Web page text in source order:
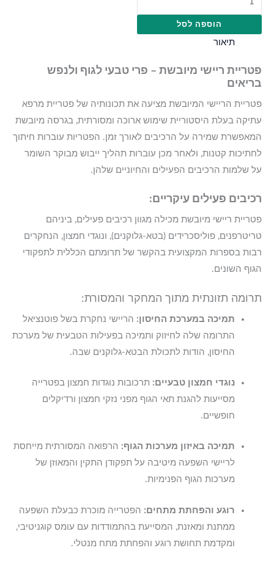
הוספה לסל
תיאור
פטריית ריישי מיובשת – פרי טבעי לגוף ולנפש
בריאים
פטריית הריישי המיובשת מציעה את תכונותיה של פטריית מרפא
עתיקה בעלת היסטוריית שימוש ארוכה ומסורתית, בגרסה מיובשת
המאפשרת שמירה על הרכיבים לאורך זמן. הפטריות עוברות חיתוך
לחתיכות קטנות, ולאחר מכן עוברות תהליך ייבוש מבוקר השומר
על שלמות הרכיבים הפעילים והחיוניים שלהן.
רכיבים פעילים עיקריים:
פטריית ריישי מיובשת מכילה מגוון רכיבים פעילים, ביניהם
טריטרפנים, פוליסכרידים (בטא-גלוקנים), ונוגדי חמצון, הנחקרים
רבות בספרות המקצועית בהקשר של תרומתם הכללית לתפקודי
הגוף השונים.
תרומה תזונתית מתוך המחקר והמסורת:
תמיכה במערכת החיסון: הריישי נחקרת בשל פוטנציאל
התרומה שלה לחיזוק ותמיכה בפעילות הטבעית של מערכת
החיסון, הודות לתכולת הבטא-גלוקנים שבה.
נוגדי חמצון טבעיים: תרכובות נוגדות חמצון בפטרייה
מסייעות להגנת תאי הגוף מפני נזקי חמצון ורדיקלים
חופשיים.
תמיכה באיזון מערכות הגוף: הרפואה המסורתית מייחסת
לריישי השפעה מיטיבה על תפקודן התקין והמאוזן של
מערכות הגוף הפנימיות.
רוגע והפחתת מתחים: הפטרייה מוכרת כבעלת השפעה
ממתנת ומאזנת, המסייעת בהתמודדות עם עומס קוגניטיבי,
ומקדמת תחושת רוגע והפחתת מתח מנטלי.